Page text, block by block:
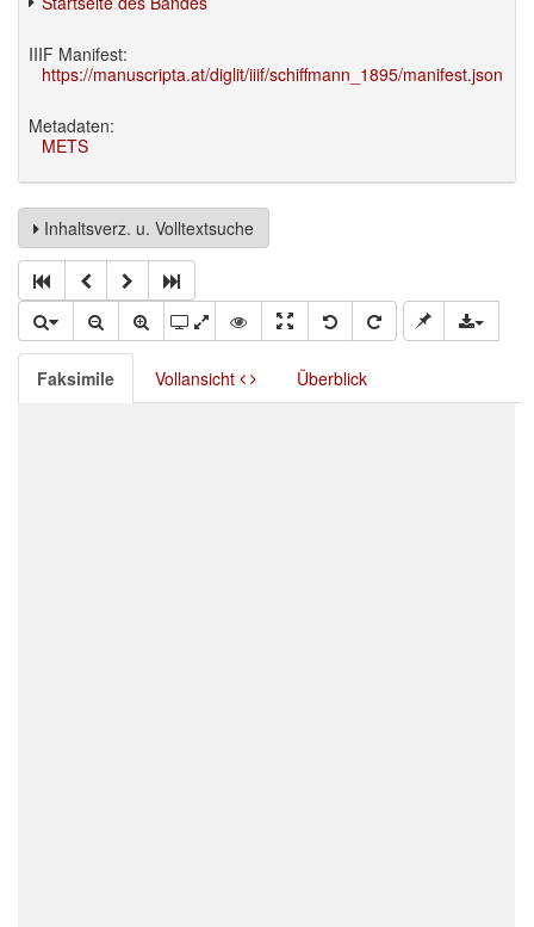
IIIF Manifest:
https://manuscripta.at/diglit/iiif/schiffmann_1895/manifest.json
Metadaten:
METS
Inhaltsverz. u. Volltextsuche
Faksimile Vollansicht Überblick